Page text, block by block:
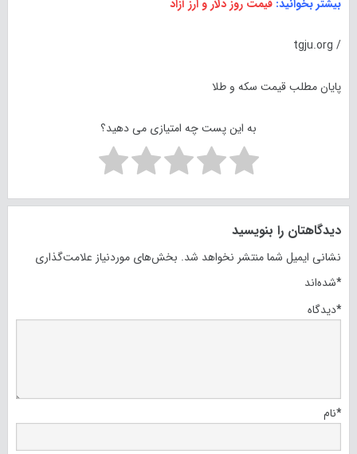
بیشتر بخوانید: قیمت روز دلار و ارز آزاد
/ tgju.org
پایان مطلب قیمت سکه و طلا
به این پست چه امتیازی می دهید؟
دیدگاهتان را بنویسید
نشانی ایمیل شما منتشر نخواهد شد. بخش‌های موردنیاز علامت‌گذاری
شده‌اند*
دیدگاه*
نام*